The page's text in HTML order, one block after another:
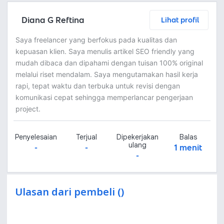
Diana G Reftina Lihat profil
Saya freelancer yang berfokus pada kualitas dan
kepuasan klien. Saya menulis artikel SEO friendly yang
mudah dibaca dan dipahami dengan tuisan 100% original
melalui riset mendalam. Saya mengutamakan hasil kerja
rapi, tepat waktu dan terbuka untuk revisi dengan
komunikasi cepat sehingga memperlancar pengerjaan
project.
Penyelesaian
-
Terjual
-
Dipekerjakan
ulang
-
Balas
1 menit
Ulasan dari pembeli ()